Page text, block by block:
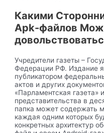
Какими
Apk-файлов
Учредители газеты –
Федерации РФ. Издание
публикатором
актов и других
«Парламентская газета»
представительства в
папка может содержать
каждая одним которых
конкретных архитектур